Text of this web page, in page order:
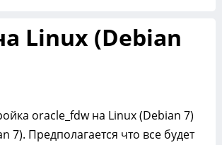
Linux (Debian
oracle_fdw на Linux (Debian 7)
Предполагается что все будет